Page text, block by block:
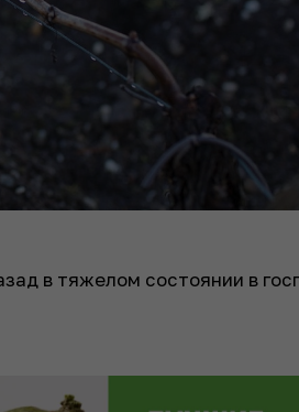
в тяжелом состоянии в